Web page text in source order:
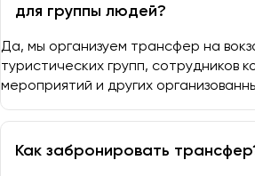
для группы людей?
Да, мы организуем трансфер на
туристических групп, сотрудников
мероприятий и других
Как забронировать